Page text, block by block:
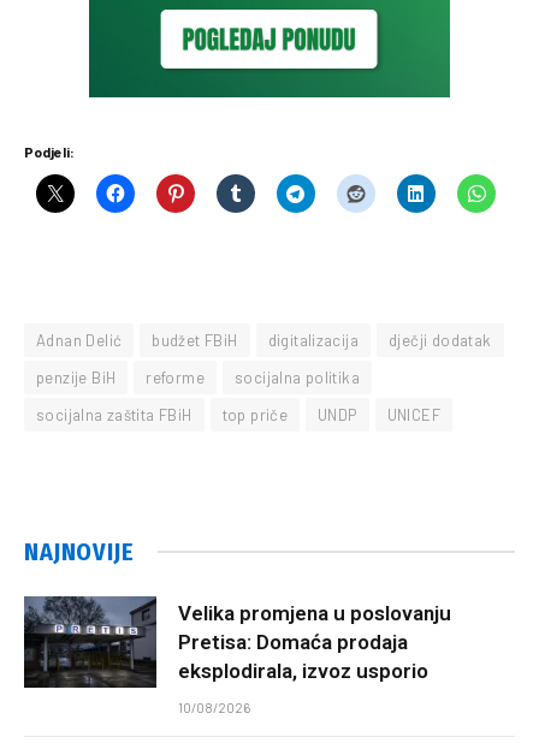
Podjeli:
Adnan Delić budžet FBiH digitalizacija
dječji dodatak
penzije BiH
reforme
socijalna politika
socijalna zaštita FBiH
top priče UNDP UNICEF
NAJNOVIJE
Velika promjena u poslovanju
Pretisa: Domaća prodaja
eksplodirala, izvoz usporio
10/08/2026